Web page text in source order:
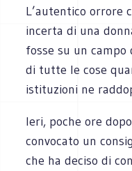
L’autentico orrore
incerta di una
fosse su un
di tutte le cose
istituzioni ne
Ieri, poche ore
convocato un
che ha deciso di